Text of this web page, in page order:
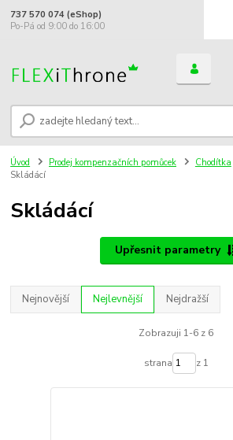
737 570 074 (eShop)
Po-Pá od 9:00 do 16:00
Úvod Prodej kompenzačních pomůcek Chodítka
Skládácí
Skládácí
Upřesnit parametry
Nejnovější Nejlevnější Nejdražší
Zobrazuji 1-6 z 6
strana z 1